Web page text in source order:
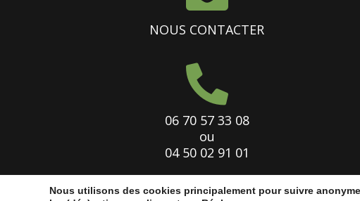
NOUS CONTACTER

06 70 57 33 08
ou
04 50 02 91 01
Nous utilisons des cookies principalement pour suivre